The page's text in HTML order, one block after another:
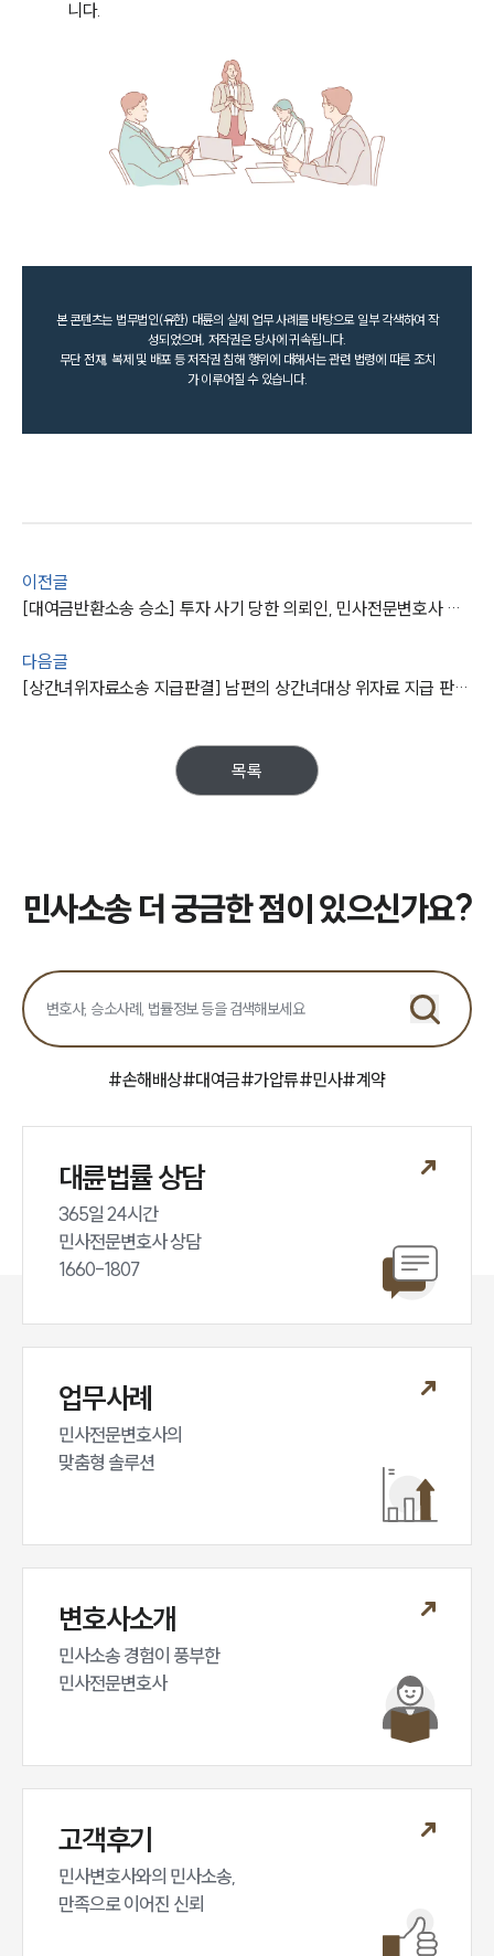
니다.
본 콘텐츠는 법무법인(유한) 대륜의 실제 업무 사례를 바탕으로 일부 각색하여 작
성되었으며, 저작권은 당사에 귀속됩니다.
무단 전재, 복제 및 배포 등 저작권 침해 행위에 대해서는 관련 법령에 따른 조치
가 이루어질 수 있습니다.
이전글
[대여금반환소송 승소] 투자 사기 당한 의뢰인, 민사전문변호사 조력으로 대여금 100% 받음
다음글
[상간녀위자료소송 지급판결] 남편의 상간녀대상 위자료 지급 판결받아낸 민사변호사 !
목록
민사소송 더 궁금한 점이 있으신가요?
#손해배상#대여금#가압류#민사#계약
대륜법률 상담
365일 24시간
민사전문변호사 상담
1660-1807
업무사례
민사전문변호사의
맞춤형 솔루션
변호사소개
민사소송 경험이 풍부한
민사전문변호사
고객후기
민사변호사와의 민사소송,
만족으로 이어진 신뢰